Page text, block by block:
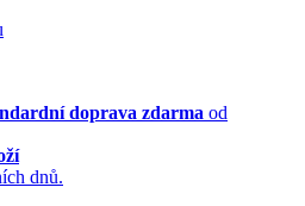
doprava zdarma od
dnů.